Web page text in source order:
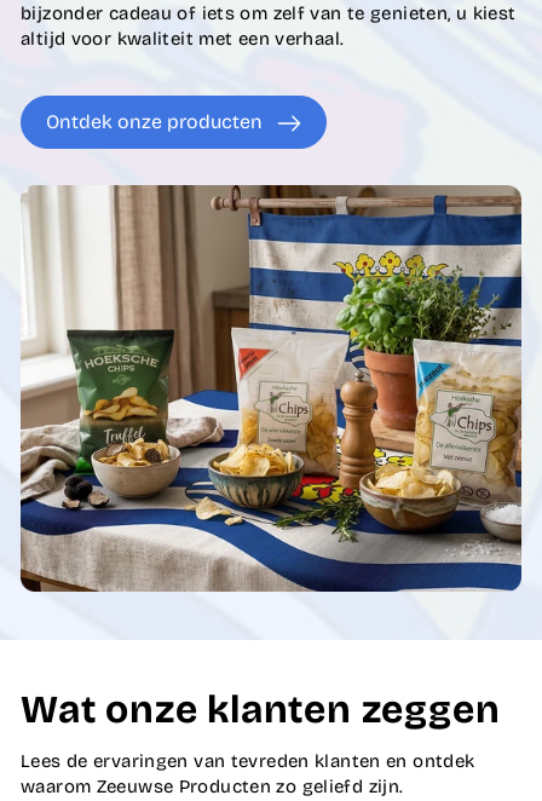
bijzonder cadeau of iets om zelf van te genieten, u kiest
altijd voor kwaliteit met een verhaal.
Ontdek onze producten
Wat onze klanten zeggen
Lees de ervaringen van tevreden klanten en ontdek
waarom Zeeuwse Producten zo geliefd zijn.